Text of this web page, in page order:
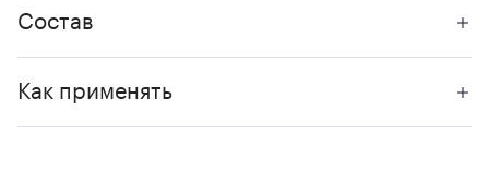
Состав
Как применять